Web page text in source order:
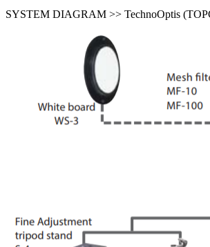
SYSTEM DIAGRAM >> TechnoOptis